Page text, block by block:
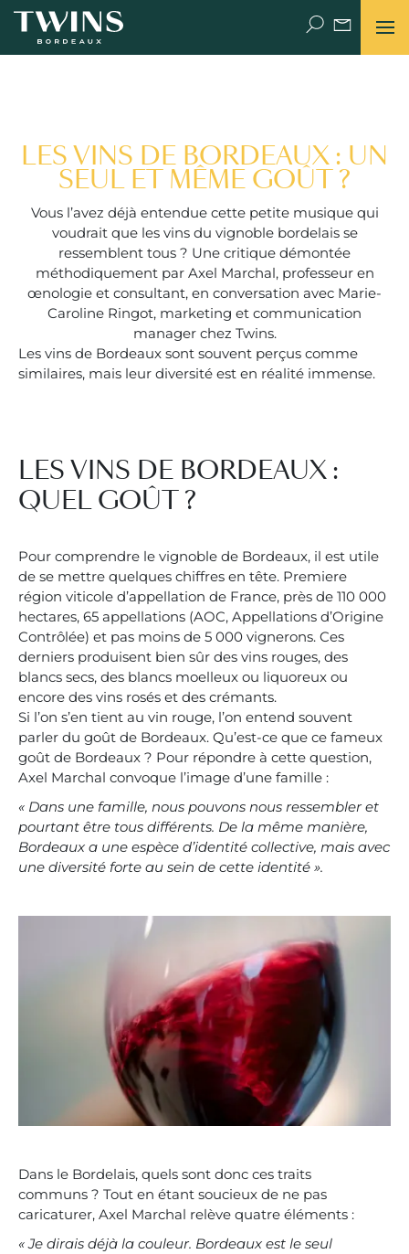
UNE HISTOIRE DE FAMILLE
THE PLACE (DE BORDEAUX) TO BE
NEWS
VIDÉOS
FACE TO FACE
CONTACTEZ-NOUS
FR EN
LES VINS DE BORDEAUX : UN
SEUL ET MÊME GOÛT ?
Vous l’avez déjà entendue cette petite musique qui
voudrait que les vins du vignoble bordelais se
ressemblent tous ? Une critique démontée
méthodiquement par Axel Marchal, professeur en
œnologie et consultant, en conversation avec Marie-
Caroline Ringot, marketing et communication
manager chez Twins.
Les vins de Bordeaux sont souvent perçus comme
similaires, mais leur diversité est en réalité immense.
LES VINS DE BORDEAUX :
QUEL GOÛT ?
Pour comprendre le vignoble de Bordeaux, il est utile
de se mettre quelques chiffres en tête. Premiere
région viticole d’appellation de France, près de 110 000
hectares, 65 appellations (AOC, Appellations d’Origine
Contrôlée) et pas moins de 5 000 vignerons. Ces
derniers produisent bien sûr des vins rouges, des
blancs secs, des blancs moelleux ou liquoreux ou
encore des vins rosés et des crémants.
Si l’on s’en tient au vin rouge, l’on entend souvent
parler du goût de Bordeaux. Qu’est-ce que ce fameux
goût de Bordeaux ? Pour répondre à cette question,
Axel Marchal convoque l’image d’une famille :
« Dans une famille, nous pouvons nous ressembler et
pourtant être tous différents. De la même manière,
Bordeaux a une espèce d’identité collective, mais avec
une diversité forte au sein de cette identité ».
Dans le Bordelais, quels sont donc ces traits
communs ? Tout en étant soucieux de ne pas
caricaturer, Axel Marchal relève quatre éléments :
« Je dirais déjà la couleur. Bordeaux est le seul